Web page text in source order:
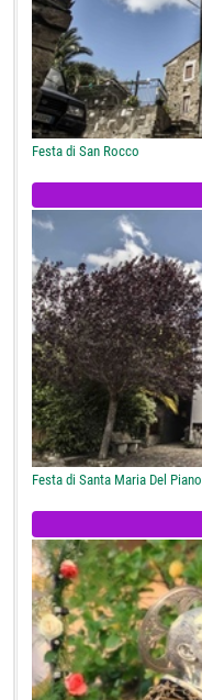
Festa di San Rocco
Festa di Santa Maria Del Piano